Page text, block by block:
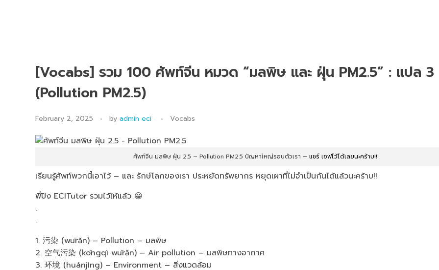
[Vocabs] รวม 100 ศัพท์จีน หมวด “มลพิษ และ ฝุ่น PM2.5” : แปล 3
(Pollution PM2.5)
February 2, 2025 by admin eci Vocabs
ศัพท์จีน มลพิษ ฝุ่น 2.5 – Pollution PM2.5 ปัญหาใหญ่รอบตัวเรา – แชร์ เซฟไว้ได้เลยนะคร้าบ!!
เรียนรู้ศัพท์พวกนี้เอาไว้ – และ รักษ์โลกของเรา ประหยัดทรัพยากร หยุดเผาที่ไม่จำเป็นกันได้แล้วนะคร้าบ!!
พี่ปิง ECITutor รวมไว้ให้แล้ว 😀
.
.
1. 污染 (wūrǎn) – Pollution – มลพิษ
2. 空气污染 (kōngqì wūrǎn) – Air pollution – มลพิษทางอากาศ
3. 环境 (huánjìng) – Environment – สิ่งแวดล้อม